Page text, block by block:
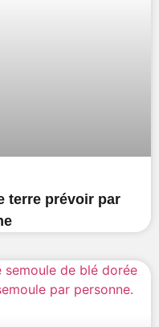
terre prévoir par